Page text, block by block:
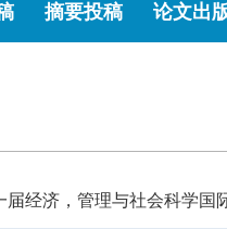
摘要投稿 论文出
届经济，管理与社会科学国